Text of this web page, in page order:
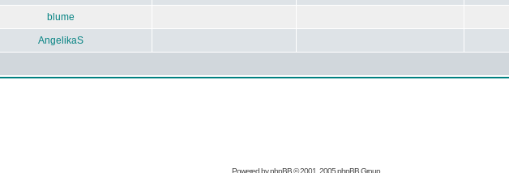
blume
AngelikaS
Powered byphpBB© 2001, 2005 phpBB Group